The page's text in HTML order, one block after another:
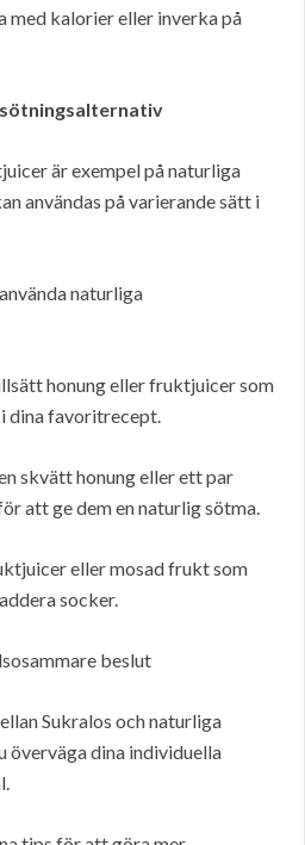
med kalorier eller inverka på
är exempel på naturliga
användas på varierande sätt i
naturliga
honung eller fruktjuicer som
dina favoritrecept.
skvätt honung eller ett par
att ge dem en naturlig sötma.
eller mosad frukt som
socker.
beslut
Sukralos och naturliga
överväga dina individuella